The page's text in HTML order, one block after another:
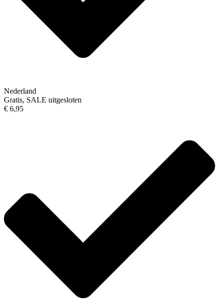
Nederland
Gratis, SALE uitgesloten
€ 6,95